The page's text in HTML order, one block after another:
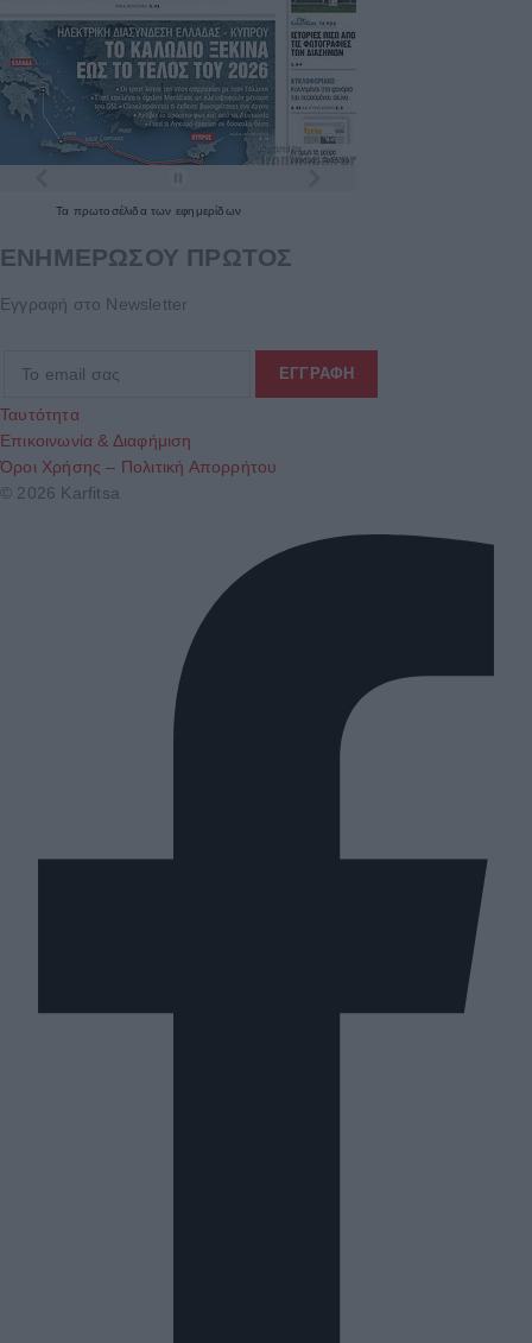
Τα πρωτοσέλιδατων εφημερίδων
ΕΝΗΜΕΡΩΣΟΥ ΠΡΩΤΟΣ
Εγγραφή στο Newsletter
Ταυτότητα
Επικοινωνία & Διαφήμιση
Όροι Χρήσης – Πολιτική Απορρήτου
© 2026 Karfitsa